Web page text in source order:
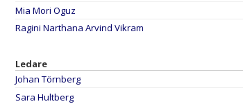
Mia Mori Oguz
Ragini Narthana Arvind Vikram
Ledare
Johan Törnberg
Sara Hultberg